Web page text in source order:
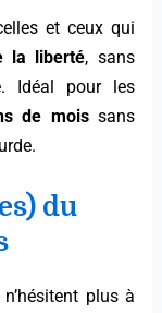
et ceux qui
la liberté, sans
Idéal pour les
de moissans
du
plus à